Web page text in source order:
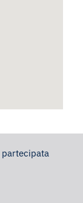
partecipata